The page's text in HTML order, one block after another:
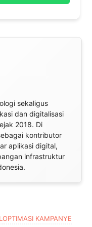
sekaligus
dan digitalisasi
2018. Di
kontributor
aplikasi digital,
infrastruktur
OPTIMASI KAMPANYE